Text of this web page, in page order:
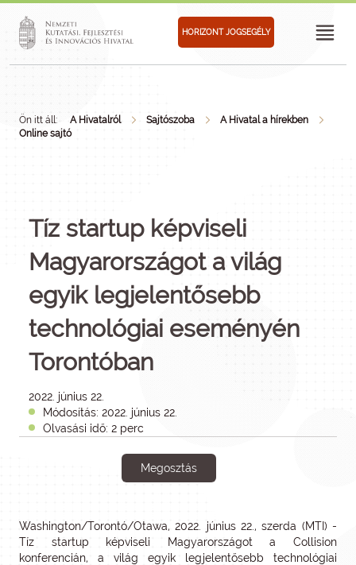
HORIZONT JOGSEGÉLY
Ön itt áll: A Hivatalról Sajtószoba
A Hivatal a hírekben
Online sajtó
Tíz startup képviseli
Magyarországot a világ
egyik legjelentősebb
technológiai eseményén
Torontóban
2022. június 22.
Módosítás: 2022. június 22.
Olvasási idő: 2 perc
Megosztás
Washington/Torontó/Otawa, 2022. június 22., szerda (MTI) -
Tíz startup képviseli Magyarországot a Collision
konferencián, a világ egyik legjelentősebb technológiai